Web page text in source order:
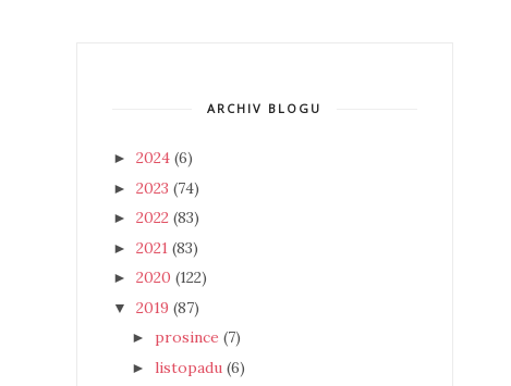
ARCHIV BLOGU
► 2024 (6)
► 2023 (74)
► 2022 (83)
► 2021 (83)
► 2020 (122)
▼ 2019 (87)
► prosince (7)
► listopadu (6)